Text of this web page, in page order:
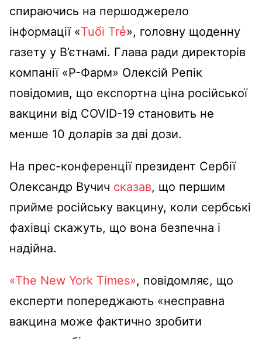
спираючись на першоджерело
інформації «Tuổi Trẻ», головну щоденну
газету у В’єтнамі. Глава ради директорів
компанії «Р-Фарм» Олексій Репік
повідомив, що експортна ціна російської
вакцини від COVID-19 становить не
менше 10 доларів за дві дози.
На прес-конференції президент Сербії
Олександр Вучич сказав, що першим
прийме російську вакцину, коли сербські
фахівці скажуть, що вона безпечна і
надійна.
«The New York Times», повідомляє, що
експерти попереджають «несправна
вакцина може фактично зробити